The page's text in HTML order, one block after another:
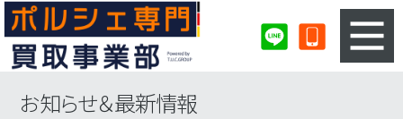
3ステップのカンタン査定
お知らせ＆最新情報